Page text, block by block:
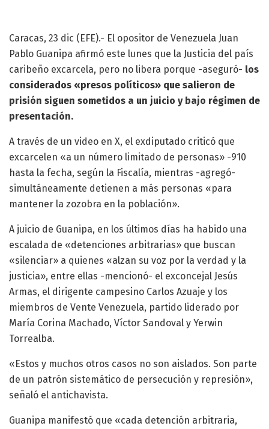
Caracas, 23 dic (EFE).- El opositor de Venezuela Juan
Pablo Guanipa afirmó este lunes que la Justicia del país
caribeño excarcela, pero no libera porque -aseguró- los
considerados «presos políticos» que salieron de
prisión siguen sometidos a un juicio y bajo régimen de
presentación.
A través de un video en X, el exdiputado criticó que
excarcelen «a un número limitado de personas» -910
hasta la fecha, según la Fiscalía, mientras -agregó-
simultáneamente detienen a más personas «para
mantener la zozobra en la población».
A juicio de Guanipa, en los últimos días ha habido una
escalada de «detenciones arbitrarias» que buscan
«silenciar» a quienes «alzan su voz por la verdad y la
justicia», entre ellas -mencionó- el exconcejal Jesús
Armas, el dirigente campesino Carlos Azuaje y los
miembros de Vente Venezuela, partido liderado por
María Corina Machado, Víctor Sandoval y Yerwin
Torrealba.
«Estos y muchos otros casos no son aislados. Son parte
de un patrón sistemático de persecución y represión»,
señaló el antichavista.
Guanipa manifestó que «cada detención arbitraria,